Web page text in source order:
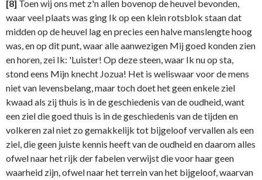
[8] Toen wij ons met z'n allen bovenop de heuvel bevonden,
waar veel plaats was ging Ik op een klein rotsblok staan dat
midden op de heuvel lag en precies een halve manslengte hoog
was, en op dit punt, waar alle aanwezigen Mij goed konden zien
en horen, zei Ik: 'Luister! Op deze steen, waar Ik nu op sta,
stond eens Mijn knecht Jozua! Het is weliswaar voor de mens
niet van levensbelang, maar toch doet het geen enkele ziel
kwaad als zij thuis is in de geschiedenis van de oudheid, want
een ziel die goed thuis is in de geschiedenis van de tijden en
volkeren zal niet zo gemakkelijk tot bijgeloof vervallen als een
ziel, die geen juiste kennis heeft van de oudheid en daarom alles
ofwel naar het rijk der fabelen verwijst die voor haar geen
waarheid zijn, ofwel naar het terrein van het bijgeloof, waarvan